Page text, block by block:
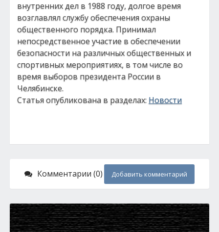
внутренних дел в 1988 году, долгое время
возглавлял службу обеспечения охраны
общественного порядка. Принимал
непосредственное участие в обеспечении
безопасности на различных общественных и
спортивных мероприятиях, в том числе во
время выборов президента России в
Челябинске.
Статья опубликована в разделах: Новости
Комментарии (0) Добавить комментарий